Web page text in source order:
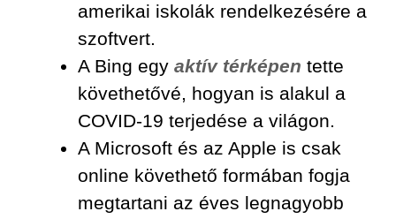
amerikai iskolák rendelkezésére a
szoftvert.
A Bing egyaktív térképen tette
követhetővé, hogyan is alakul a
COVID-19 terjedése a világon.
A Microsoft és az Apple is csak
online követhető formában fogja
megtartani az éves legnagyobb